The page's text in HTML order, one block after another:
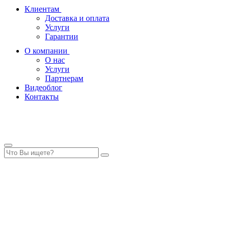
Клиентам
Доставка и оплата
Услуги
Гарантии
О компании
О нас
Услуги
Партнерам
Видеоблог
Контакты